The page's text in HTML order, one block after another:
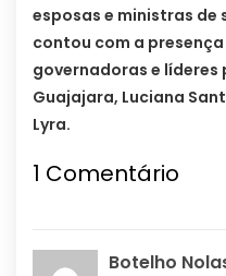
esposas e ministras de
contou com a
governadoras e líderes
Guajajara, Luciana
Lyra.
1 Comentário
Botelho